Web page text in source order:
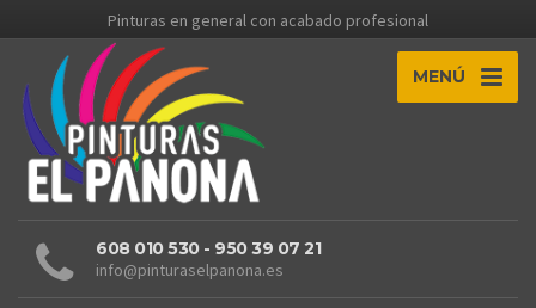
Pinturas en general con acabado profesional
MENÚ
608 010 530 - 950 39 07 21
info@pinturaselpanona.es